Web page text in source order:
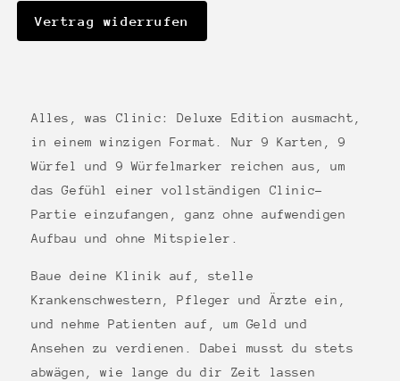
Vertrag widerrufen
Alles, was Clinic: Deluxe Edition ausmacht,
in einem winzigen Format. Nur 9 Karten, 9
Würfel und 9 Würfelmarker reichen aus, um
das Gefühl einer vollständigen Clinic-
Partie einzufangen, ganz ohne aufwendigen
Aufbau und ohne Mitspieler.
Baue deine Klinik auf, stelle
Krankenschwestern, Pfleger und Ärzte ein,
und nehme Patienten auf, um Geld und
Ansehen zu verdienen. Dabei musst du stets
abwägen, wie lange du dir Zeit lassen